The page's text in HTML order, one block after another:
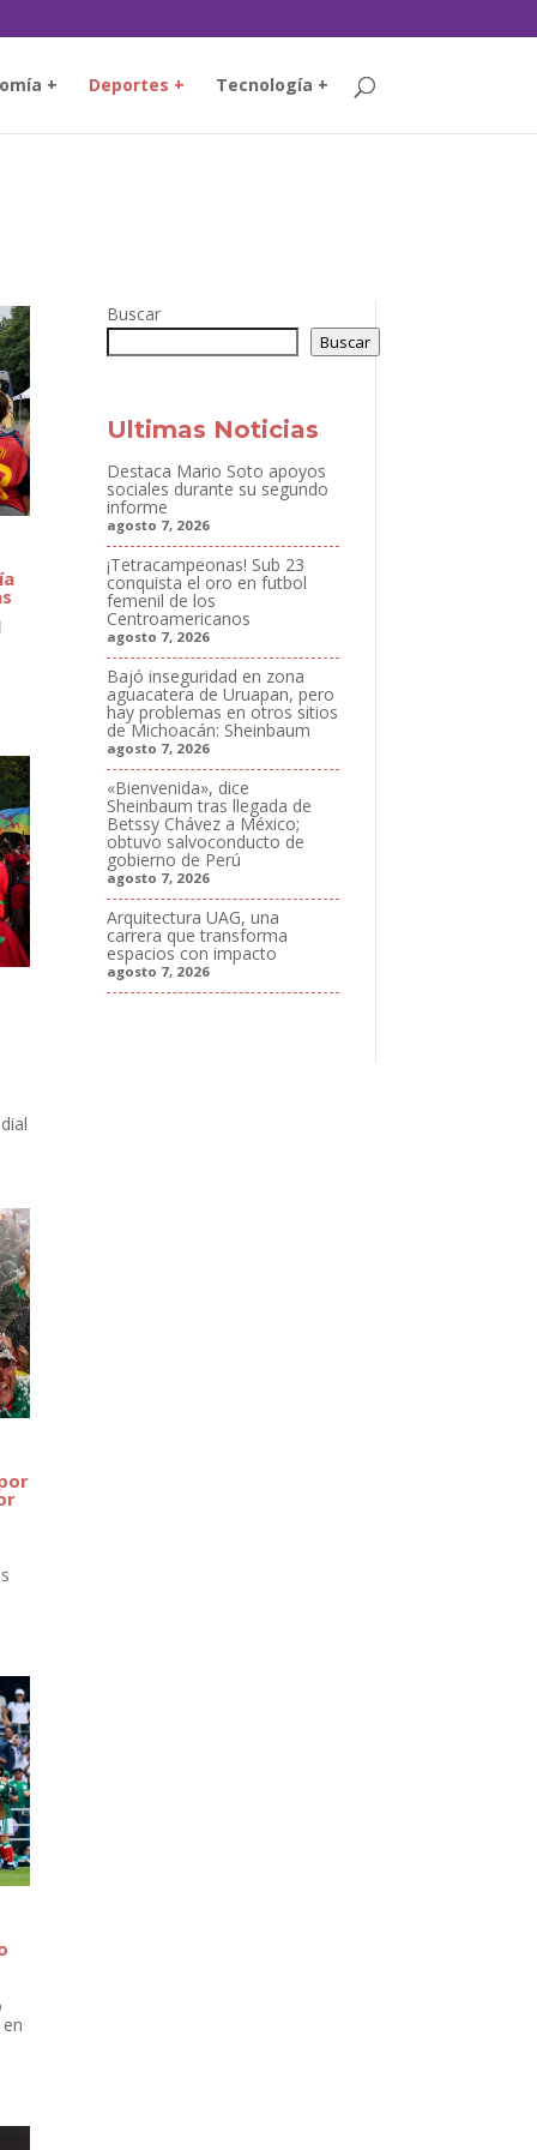
+ Deportes + Tecnología +
Buscar
Buscar
Ultimas Noticias
Destaca Mario Soto apoyos
sociales durante su segundo
informe
agosto 7, 2026
¡Tetracampeonas! Sub 23
conquista el oro en futbol
femenil de los
Centroamericanos
agosto 7, 2026
Bajó inseguridad en zona
aguacatera de Uruapan, pero
hay problemas en otros sitios
de Michoacán: Sheinbaum
agosto 7, 2026
«Bienvenida», dice
Sheinbaum tras llegada de
Betssy Chávez a México;
obtuvo salvoconducto de
gobierno de Perú
agosto 7, 2026
Arquitectura UAG, una
carrera que transforma
espacios con impacto
agosto 7, 2026